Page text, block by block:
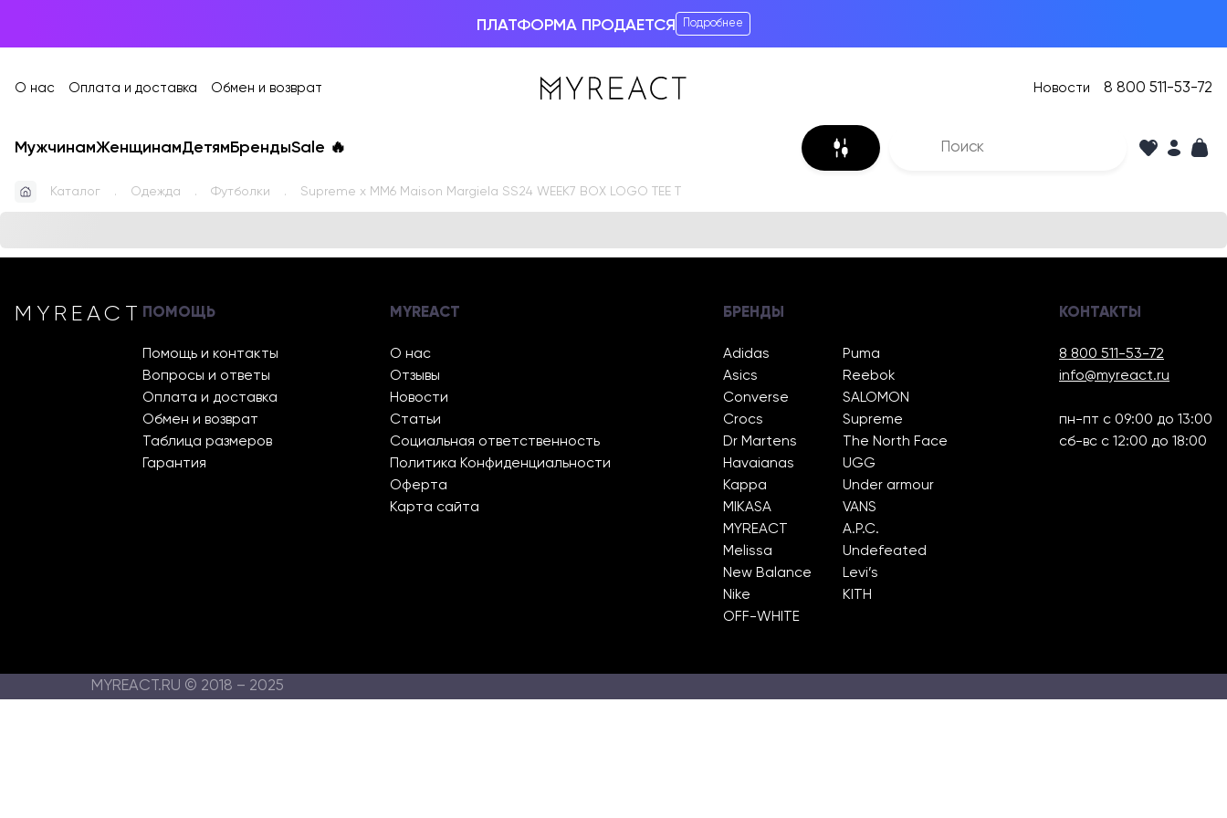
ПЛАТФОРМА ПРОДАЕТСЯ Подробнее
О нас Оплата и доставка Обмен и возврат Новости 8 800 511-53-72
МужчинамЖенщинамДетям БрендыSale 🔥
Каталог Одежда Футболки Supreme x MM6 Maison Margiela SS24 WEEK7 BOX LOGO TEE T
MYREACT ПОМОЩЬ
Помощь и контакты
Вопросы и ответы
Оплата и доставка
Обмен и возврат
Таблица размеров
Гарантия
MYREACT
О нас
Отзывы
Новости
Статьи
Социальная ответственность
Политика Конфиденциальности
Оферта
Карта сайта
БРЕНДЫ
Adidas
Asics
Converse
Crocs
Dr Martens
Havaianas
Kappa
MIKASA
MYREACT
Melissa
New Balance
Nike
OFF-WHITE
Puma
Reebok
SALOMON
Supreme
The North Face
UGG
Under armour
VANS
A.P.C.
Undefeated
Levi’s
KITH
КОНТАКТЫ
8 800 511-53-72
info@myreact.ru
пн-пт с 09:00 до 13:00
сб-вс с 12:00 до 18:00
MYREACT.RU © 2018 – 2025